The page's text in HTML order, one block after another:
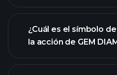
¿Cuál es el símbolo
la acción de GEM